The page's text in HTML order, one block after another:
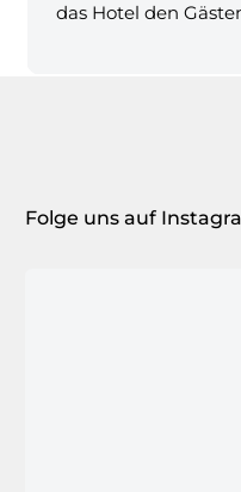
das Hotel den
Folge uns auf